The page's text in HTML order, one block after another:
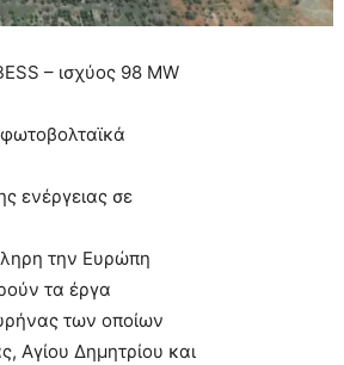
– ισχύος 98 MW
ενέργειας σε
την Ευρώπη
τα έργα
των οποίων
Αγίου Δημητρίου και